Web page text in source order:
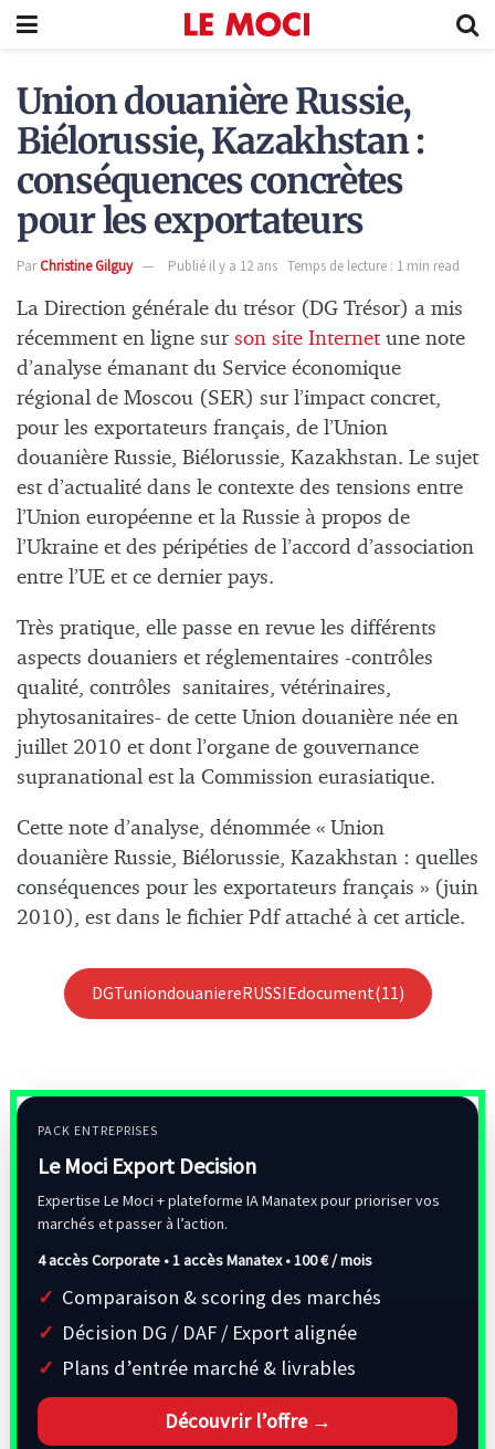
Union douanière Russie,
Biélorussie, Kazakhstan :
conséquences concrètes
pour les exportateurs
ParChristine Gilguy Publié il y a 12 ans Temps de lecture : 1 min read
La Direction générale du trésor (DG Trésor) a mis
récemment en ligne sur son site Internetune note
d’analyse émanant du Service économique
régional de Moscou (SER) sur l’impact concret,
pour les exportateurs français, de l’Union
douanière Russie, Biélorussie, Kazakhstan. Le sujet
est d’actualité dans le contexte des tensions entre
l’Union européenne et la Russie à propos de
l’Ukraine et des péripéties de l’accord d’association
entre l’UE et ce dernier pays.
Très pratique, elle passe en revue les différents
aspects douaniers et réglementaires -contrôles
qualité, contrôles sanitaires, vétérinaires,
phytosanitaires- de cette Union douanière née en
juillet 2010 et dont l’organe de gouvernance
supranational est la Commission eurasiatique.
Cette note d’analyse, dénommée « Union
douanière Russie, Biélorussie, Kazakhstan : quelles
conséquences pour les exportateurs français » (juin
2010), est dans le fichier Pdf attaché à cet article.
DGTuniondouaniereRUSSIEdocument(11)
PACK ENTREPRISES
Le Moci Export Decision
Expertise Le Moci + plateforme IA Manatex pour prioriser vos
marchés et passer à l’action.
4 accès Corporate • 1 accès Manatex •100 € / mois
Comparaison & scoring des marchés
Décision DG / DAF / Export alignée
Plans d’entrée marché & livrables
Découvrir l’offre →